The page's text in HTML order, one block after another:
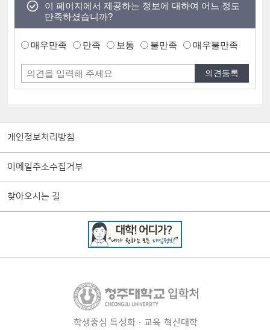
이 페이지에서 제공하는 정보에 대하여 어느 정도
만족하셨습니까?
매우만족 만족 보통 불만족 매우불만족
개인정보처리방침
이메일주소수집거부
찾아오시는 길
학생중심 특성화·교육 혁신대학